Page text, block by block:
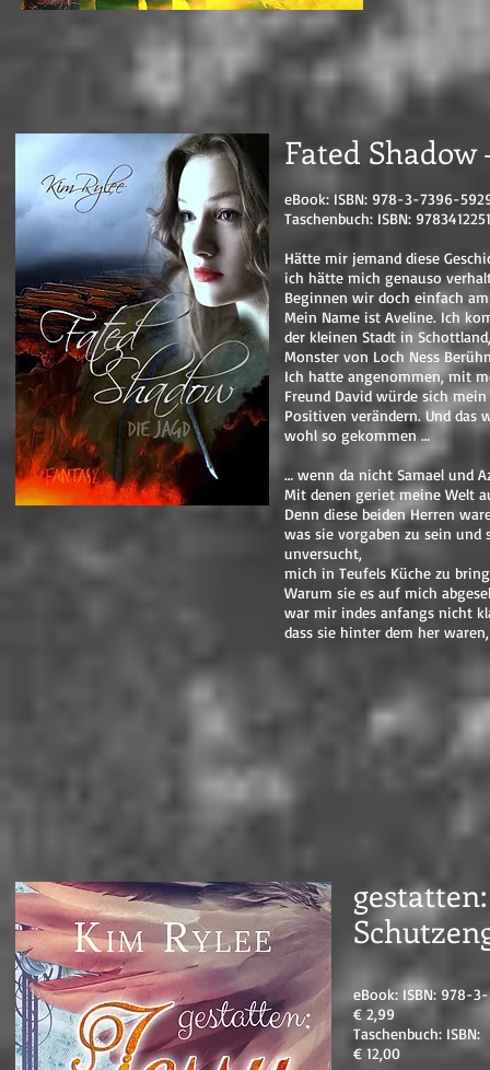
Fated Shadow
eBook: ISBN: 978-3-7396-
Taschenbuch: ISBN:
Hätte mir jemand diese
ich hätte mich genauso
Beginnen wir doch einfach
Mein Name ist Aveline. Ich
der kleinen Stadt in
Monster von Loch Ness
Ich hatte angenommen, mit
Freund David würde sich
Positiven verändern. Und das
wohl so gekommen …
… wenn da nicht Samael und
Mit denen geriet meine Welt
Denn diese beiden Herren
was sie vorgaben zu sein und
unversucht,
mich in Teufels Küche zu
Warum sie es auf mich
war mir indes anfangs nicht
dass sie hinter dem her
gestatten:
eBook: ISBN: 978-
€ 2,99
Taschenbuch:
€ 12,00